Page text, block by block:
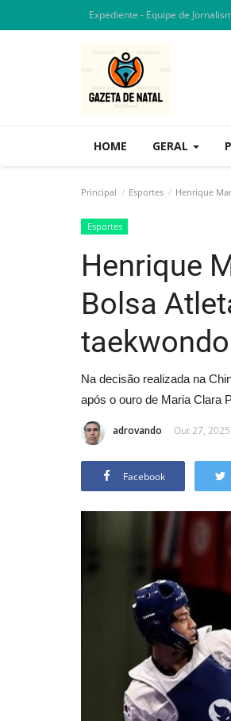
Expediente - Equipe de
HOME GERAL
Principal Esportes Henrique
Esportes
Henrique
Bolsa
Na decisão realizada na
após o ouro de Maria Clara
adrovando Out 27,
Facebook